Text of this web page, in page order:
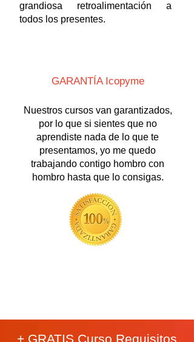
grandiosa retroalimentación a
todos los presentes.
Nuestros cursos van garantizados,
por lo que si sientes que no
aprendiste nada de lo que te
presentamos, yo me quedo
trabajando contigo hombro con
hombro hasta que lo consigas.
GARANTÍA Icopyme
+ GRATIS Curso Requisitos